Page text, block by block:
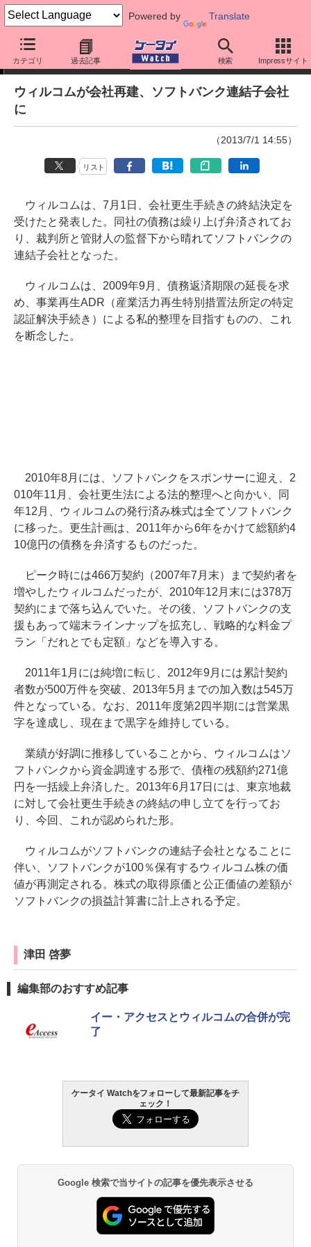
Powered by Translate
カテゴリ 過去記事 検索 Impressサイト
ニュース
ウィルコムが会社再建、ソフトバンク連結子会社
に
（2013/7/1 14:55）
リスト
ウィルコムは、7月1日、会社更生手続きの終結決定を
受けたと発表した。同社の債務は繰り上げ弁済されてお
り、裁判所と管財人の監督下から晴れてソフトバンクの
連結子会社となった。
ウィルコムは、2009年9月、債務返済期限の延長を求
め、事業再生ADR（産業活力再生特別措置法所定の特定
認証解決手続き）による私的整理を目指すものの、これ
を断念した。
2010年8月には、ソフトバンクをスポンサーに迎え、2
010年11月、会社更生法による法的整理へと向かい、同
年12月、ウィルコムの発行済み株式は全てソフトバンク
に移った。更生計画は、2011年から6年をかけて総額約4
10億円の債務を弁済するものだった。
ピーク時には466万契約（2007年7月末）まで契約者を
増やしたウィルコムだったが、2010年12月末には378万
契約にまで落ち込んでいた。その後、ソフトバンクの支
援もあって端末ラインナップを拡充し、戦略的な料金プ
ラン「だれとでも定額」などを導入する。
2011年1月には純増に転じ、2012年9月には累計契約
者数が500万件を突破、2013年5月までの加入数は545万
件となっている。なお、2011年度第2四半期には営業黒
字を達成し、現在まで黒字を維持している。
業績が好調に推移していることから、ウィルコムはソ
フトバンクから資金調達する形で、債権の残額約271億
円を一括繰上弁済した。2013年6月17日には、東京地裁
に対して会社更生手続きの終結の申し立てを行ってお
り、今回、これが認められた形。
ウィルコムがソフトバンクの連結子会社となることに
伴い、ソフトバンクが100％保有するウィルコム株の価
値が再測定される。株式の取得原価と公正価値の差額が
ソフトバンクの損益計算書に計上される予定。
津田 啓夢
編集部のおすすめ記事
イー・アクセスとウィルコムの合併が完
了
ケータイ Watchをフォローして最新記事をチ
ェック！
Google 検索で当サイトの記事を優先表示させる